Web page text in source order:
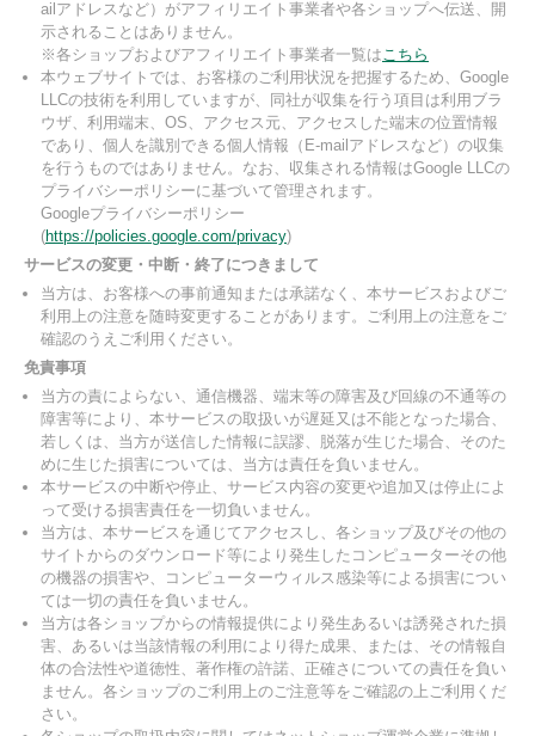
ailアドレスなど）がアフィリエイト事業者や各ショップへ伝送、開
示されることはありません。
※各ショップおよびアフィリエイト事業者一覧はこちら
本ウェブサイトでは、お客様のご利用状況を把握するため、Google
LLCの技術を利用していますが、同社が収集を行う項目は利用ブラ
ウザ、利用端末、OS、アクセス元、アクセスした端末の位置情報
であり、個人を識別できる個人情報（E-mailアドレスなど）の収集
を行うものではありません。なお、収集される情報はGoogle LLCの
プライバシーポリシーに基づいて管理されます。
Googleプライバシーポリシー
(https://policies.google.com/privacy)
サービスの変更・中断・終了につきまして
当方は、お客様への事前通知または承諾なく、本サービスおよびご
利用上の注意を随時変更することがあります。ご利用上の注意をご
確認のうえご利用ください。
免責事項
当方の責によらない、通信機器、端末等の障害及び回線の不通等の
障害等により、本サービスの取扱いが遅延又は不能となった場合、
若しくは、当方が送信した情報に誤謬、脱落が生じた場合、そのた
めに生じた損害については、当方は責任を負いません。
本サービスの中断や停止、サービス内容の変更や追加又は停止によ
って受ける損害責任を一切負いません。
当方は、本サービスを通じてアクセスし、各ショップ及びその他の
サイトからのダウンロード等により発生したコンピューターその他
の機器の損害や、コンピューターウィルス感染等による損害につい
ては一切の責任を負いません。
当方は各ショップからの情報提供により発生あるいは誘発された損
害、あるいは当該情報の利用により得た成果、または、その情報自
体の合法性や道徳性、著作権の許諾、正確さについての責任を負い
ません。各ショップのご利用上のご注意等をご確認の上ご利用くだ
さい。